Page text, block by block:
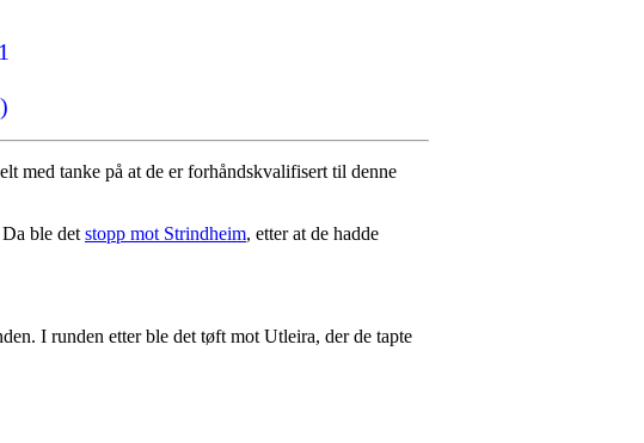
med tanke på at de er forhåndskvalifisert til denne
ble det stopp mot Strindheim, etter at de hadde
I runden etter ble det tøft mot Utleira, der de tapte